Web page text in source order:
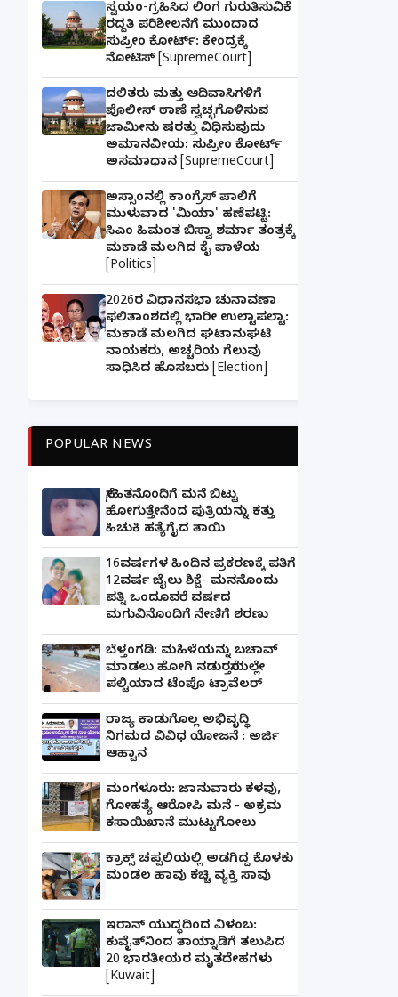
ಸ್ವಯಂ-ಗ್ರಹಿಸಿದ ಲಿಂಗ ಗುರುತಿಸುವಿಕೆ
ರದ್ದತಿ ಪರಿಶೀಲನೆಗೆ ಮುಂದಾದ
ಸುಪ್ರೀಂ ಕೋರ್ಟ್: ಕೇಂದ್ರಕ್ಕೆ
ನೋಟಿಸ್ [SupremeCourt]
ದಲಿತರು ಮತ್ತು ಆದಿವಾಸಿಗಳಿಗೆ
ಪೊಲೀಸ್ ಠಾಣೆ ಸ್ವಚ್ಛಗೊಳಿಸುವ
ಜಾಮೀನು ಷರತ್ತು ವಿಧಿಸುವುದು
ಅಮಾನವೀಯ: ಸುಪ್ರೀಂ ಕೋರ್ಟ್
ಅಸಮಾಧಾನ [SupremeCourt]
ಅಸ್ಸಾಂನಲ್ಲಿ ಕಾಂಗ್ರೆಸ್ ಪಾಲಿಗೆ
ಮುಳುವಾದ 'ಮಿಯಾ' ಹಣೆಪಟ್ಟಿ:
ಸಿಎಂ ಹಿಮಂತ ಬಿಸ್ವಾ ಶರ್ಮಾ ತಂತ್ರಕ್ಕೆ
ಮಕಾಡೆ ಮಲಗಿದ ಕೈ ಪಾಳೆಯ
[Politics]
2026ರ ವಿಧಾನಸಭಾ ಚುನಾವಣಾ
ಫಲಿತಾಂಶದಲ್ಲಿ ಭಾರೀ ಉಲ್ಟಾಪಲ್ಟಾ:
ಮಕಾಡೆ ಮಲಗಿದ ಘಟಾನುಘಟಿ
ನಾಯಕರು, ಅಚ್ಚರಿಯ ಗೆಲುವು
ಸಾಧಿಸಿದ ಹೊಸಬರು [Election]
POPULAR NEWS
ಸ್ನೇಹಿತನೊಂದಿಗೆ ಮನೆ ಬಿಟ್ಟು
ಹೋಗುತ್ತೇನೆಂದ ಪುತ್ರಿಯನ್ನು ಕತ್ತು
ಹಿಚುಕಿ ಹತ್ಯೆಗೈದ ತಾಯಿ
16ವರ್ಷಗಳ ಹಿಂದಿನ ಪ್ರಕರಣಕ್ಕೆ ಪತಿಗೆ
12ವರ್ಷ ಜೈಲು ಶಿಕ್ಷೆ- ಮನನೊಂದು
ಪತ್ನಿ ಒಂದೂವರೆ ವರ್ಷದ
ಮಗುವಿನೊಂದಿಗೆ ನೇಣಿಗೆ ಶರಣು
ಬೆಳ್ತಂಗಡಿ: ಮಹಿಳೆಯನ್ನು ಬಚಾವ್
ಮಾಡಲು ಹೋಗಿ ನಡುರಸ್ತೆಯಲ್ಲೇ
ಪಲ್ಟಿಯಾದ ಟೆಂಪೊ ಟ್ರಾವೆಲರ್
ರಾಜ್ಯ ಕಾಡುಗೊಲ್ಲ ಅಭಿವೃದ್ಧಿ
ನಿಗಮದ ವಿವಿಧ ಯೋಜನೆ : ಅರ್ಜಿ
ಆಹ್ವಾನ
ಮಂಗಳೂರು: ಜಾನುವಾರು ಕಳವು,
ಗೋಹತ್ಯೆ ಆರೋಪಿ ಮನೆ - ಅಕ್ರಮ
ಕಸಾಯಿಖಾನೆ ಮುಟ್ಟುಗೋಲು
ಕ್ರಾಕ್ಸ್ ಚಪ್ಪಲಿಯಲ್ಲಿ ಅಡಗಿದ್ದ ಕೊಳಕು
ಮಂಡಲ ಹಾವು ಕಚ್ಚಿ ವ್ಯಕ್ತಿ ಸಾವು
ಇರಾನ್ ಯುದ್ಧದಿಂದ ವಿಳಂಬ:
ಕುವೈತ್‌ನಿಂದ ತಾಯ್ನಾಡಿಗೆ ತಲುಪಿದ
20 ಭಾರತೀಯರ ಮೃತದೇಹಗಳು
[Kuwait]